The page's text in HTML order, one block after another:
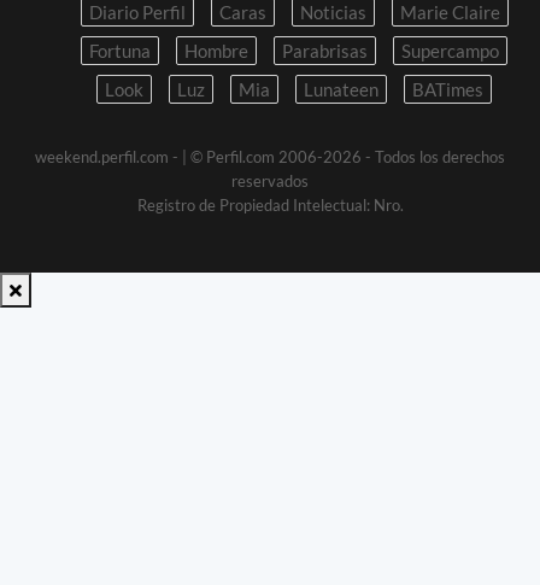
Diario Perfil Caras Noticias
Marie Claire
Fortuna
Hombre Parabrisas
Supercampo
Look
Luz Mia Lunateen BATimes
weekend.perfil.com -
| © Perfil.com 2006-2026 - Todos los derechos
reservados
Registro de Propiedad Intelectual: Nro.